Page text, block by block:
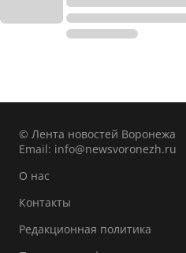
© Лента новостей Воронежа
Email: info@newsvoronezh.ru
О нас
Контакты
Редакционная политика